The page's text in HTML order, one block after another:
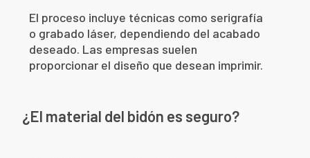
El proceso incluye técnicas como serigrafía
o grabado láser, dependiendo del acabado
deseado. Las empresas suelen
proporcionar el diseño que desean imprimir.
¿El material del bidón es seguro?